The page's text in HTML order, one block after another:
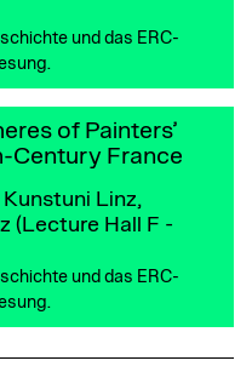
und das ERC-
of Painters’
Century France
Kunstuni Linz,
(Lecture Hall F -
und das ERC-